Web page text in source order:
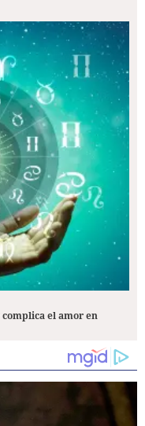
el amor en